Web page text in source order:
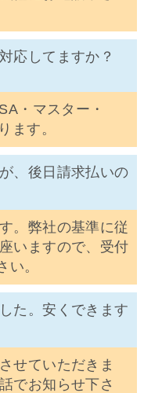
応してますか？
・マスター・
ます。
、後日請求払いの
。弊社の基準に従
いますので、受付
い。
た。安くできます
せていただきま
でお知らせ下さ